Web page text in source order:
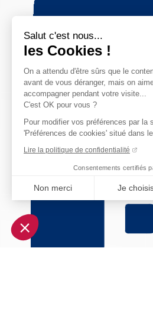
Salut c'est nous...
les Cookies !
On a attendu d'être sûrs que le
avant de vous déranger, mais on
accompagner pendant votre visite...
C'est OK pour vous ?
Pour modifier vos préférences par la
'Préférences de cookies' situé dans
Lire la politique de confidentialité
Consentements certifiés
Non merci Je
Plateforme de Gestion du
Notre plateforme vous permet